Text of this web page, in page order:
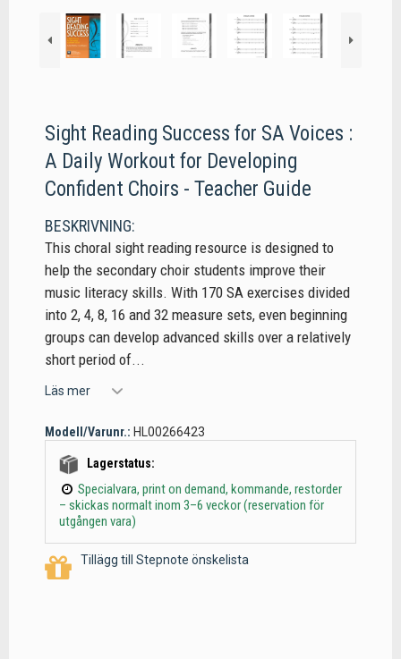
Sight Reading Success for SA Voices :
A Daily Workout for Developing
Confident Choirs - Teacher Guide
BESKRIVNING:
This choral sight reading resource is designed to
help the secondary choir students improve their
music literacy skills. With 170 SA exercises divided
into 2, 4, 8, 16 and 32 measure sets, even beginning
groups can develop advanced skills over a relatively
short period of...
Läs mer
Modell/Varunr.: HL00266423
Lagerstatus:
Specialvara, print on demand, kommande, restorder
– skickas normalt inom 3–6 veckor (reservation för
utgången vara)
Tillägg till Stepnote önskelista